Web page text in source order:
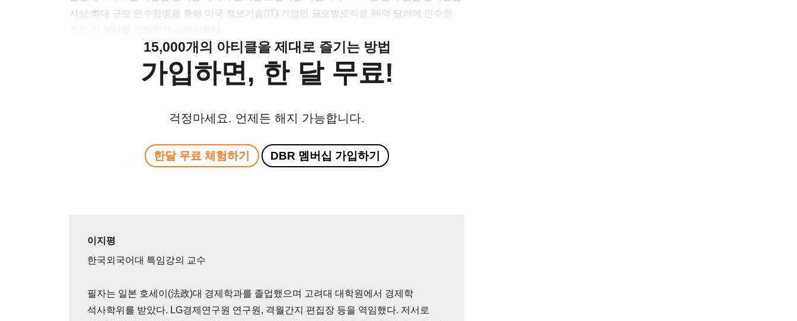
사상 최대 규모 인수합병을 통해 미국 정보기술(IT) 기업인 글로벌로직을 96억 달러에 인수한
15,000개의 아티클을 제대로 즐기는 방법
가입하면, 한 달 무료!
걱정마세요. 언제든 해지 가능합니다.
한달 무료 체험하기 DBR 멤버십 가입하기
이지평
한국외국어대 특임강의 교수
필자는 일본 호세이(法政)대 경제학과를 졸업했으며 고려대 대학원에서 경제학
석사학위를 받았다. LG경제연구원 연구원, 격월간지 편집장 등을 역임했다. 저서로